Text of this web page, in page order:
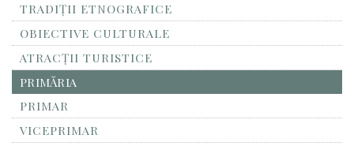
TRADIȚII ETNOGRAFICE
OBIECTIVE CULTURALE
ATRACȚII TURISTICE
PRIMĂRIA
PRIMAR
VICEPRIMAR